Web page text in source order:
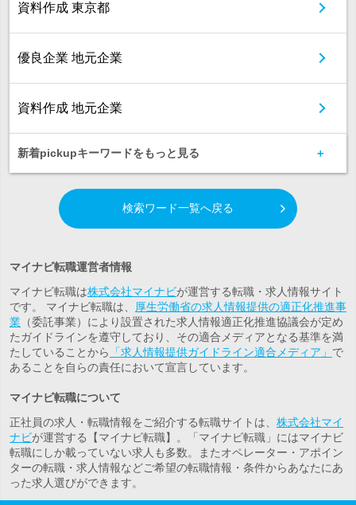
資料作成 東京都
優良企業 地元企業
資料作成 地元企業
新着pickupキーワードをもっと見る
検索ワード一覧へ戻る
マイナビ転職運営者情報
マイナビ転職は株式会社マイナビが運営する転職・求人情報サイト
です。 マイナビ転職は、
厚生労働省の求人情報提供の適正化推進事
業 （委託事業）により設置された求人情報適正化推進協議会が定め
たガイドラインを遵守しており、その適合メディアとなる基準を満
たしていることから
「求人情報提供ガイドライン適合メディア」 で
あることを自らの責任において宣言しています。
マイナビ転職について
正社員の求人・転職情報をご紹介する転職サイトは、 株式会社マイ
ナビが運営する【マイナビ転職】。「マイナビ転職」にはマイナビ
転職にしか載っていない求人も多数。またオペレーター・アポイン
ターの転職・求人情報などご希望の転職情報・条件からあなたにあ
った求人選びができます。